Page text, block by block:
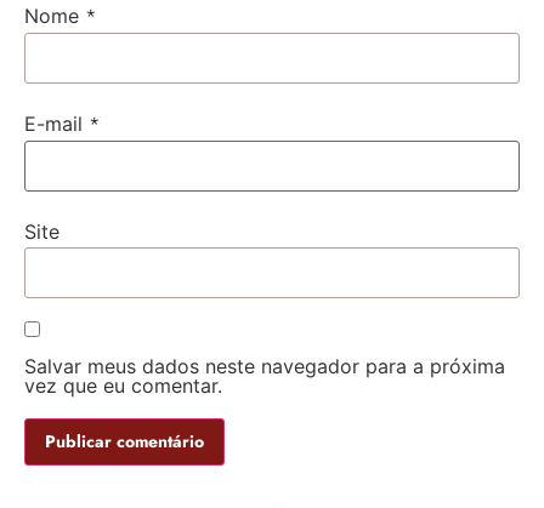
Nome *
E-mail *
Site
Salvar meus dados neste navegador para a próxima
vez que eu comentar.